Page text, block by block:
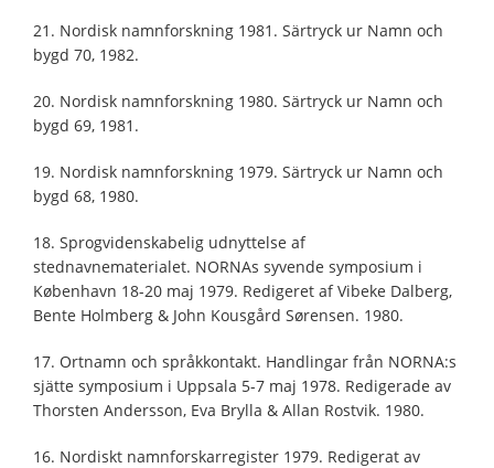
21. Nordisk namnforskning 1981. Särtryck ur Namn och
bygd 70, 1982.
20. Nordisk namnforskning 1980. Särtryck ur Namn och
bygd 69, 1981.
19. Nordisk namnforskning 1979. Särtryck ur Namn och
bygd 68, 1980.
18. Sprogvidenskabelig udnyttelse af
stednavnematerialet. NORNAs syvende symposium i
København 18-20 maj 1979. Redigeret af Vibeke Dalberg,
Bente Holmberg & John Kousgård Sørensen. 1980.
17. Ortnamn och språkkontakt. Handlingar från NORNA:s
sjätte symposium i Uppsala 5-7 maj 1978. Redigerade av
Thorsten Andersson, Eva Brylla & Allan Rostvik. 1980.
16. Nordiskt namnforskarregister 1979. Redigerat av